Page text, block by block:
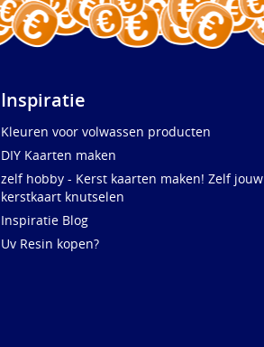
Inspiratie
Kleuren voor volwassen producten
DIY Kaarten maken
zelf hobby - Kerst kaarten maken! Zelf jouw
kerstkaart knutselen
Inspiratie Blog
Uv Resin kopen?